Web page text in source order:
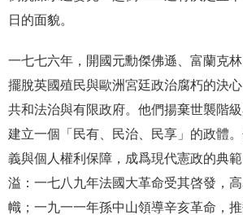
日的面貌。
一七七六年，開國元勳傑佛遜、富蘭克
擺脫英國殖民與歐洲宮廷政治腐朽的決心
共和法治與有限政府。他們揚棄世襲階
建立一個「民有、民治、民享」的政體
義與個人權利保障，成爲現代憲政的典
溢：一七八九年法國大革命受其啓發，
幟；一九一一年孫中山領導辛亥革命，